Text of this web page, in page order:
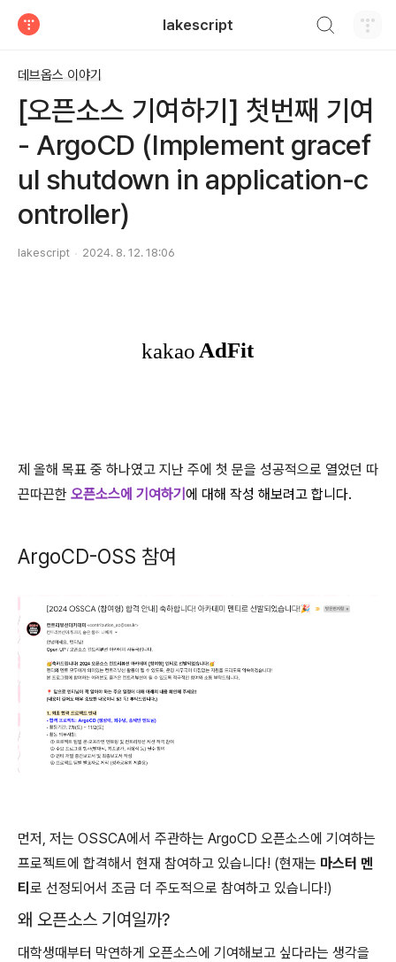
lakescript
데브옵스 이야기
[오픈소스 기여하기] 첫번째 기여
- ArgoCD (Implement gracef
ul shutdown in application-c
ontroller)
lakescript 2024. 8. 12. 18:06
제 올해 목표 중 하나였고 지난 주에 첫 문을 성공적으로 열었던 따
끈따끈한 오픈소스에 기여하기 에 대해 작성 해보려고 합니다.
ArgoCD-OSS 참여
먼저, 저는 OSSCA에서 주관하는 ArgoCD 오픈소스에 기여하는
프로젝트에 합격해서 현재 참여하고 있습니다! (현재는 마스터 멘
티 로 선정되어서 조금 더 주도적으로 참여하고 있습니다!)
왜 오픈소스 기여일까?
대학생때부터 막연하게 오픈소스에 기여해보고 싶다라는 생각을